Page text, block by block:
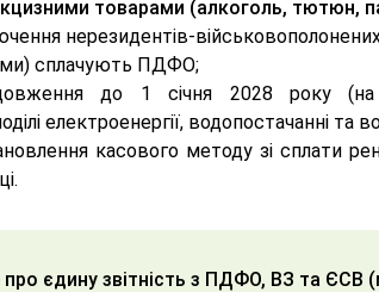
товарами (алкоголь, тютюн,
нерезидентів-військовополонених
сплачують ПДФО;
до 1 січня 2028 року
електроенергії, водопостачанні та
касового методу зі сплати
про єдину звітність з ПДФО, ВЗ та ЄСВ